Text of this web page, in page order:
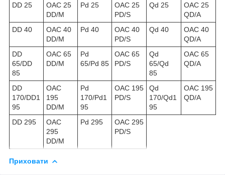
DD 25
OAC 25
DD/M
Pd 25
OAC 25
PD/S
Qd 25
OAC 25
QD/A
DD 40
OAC 40
DD/M
Pd 40
OAC 40
PD/S
Qd 40
OAC 40
QD/A
DD
65/DD
85
OAC 65
DD/M
Pd
65/Pd 85
OAC 65
PD/S
Qd
65/Qd
85
OAC 65
QD/A
DD
170/DD1
95
OAC
195
DD/M
Pd
170/Pd1
95
OAC 195
PD/S
Qd
170/Qd1
95
OAC 195
QD/A
DD 295
OAC
295
DD/M
Pd 295
OAC 295
PD/S
Приховати